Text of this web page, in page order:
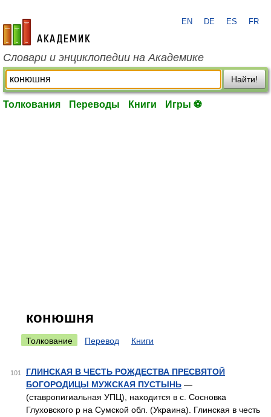
academic.ru
EN DE ES FR
Словари и энциклопедии на Академике
Найти!
Толкования Переводы Книги Игры ⚽
конюшня
Толкование Перевод Книги
101
ГЛИНСКАЯ В ЧЕСТЬ РОЖДЕСТВА ПРЕСВЯТОЙ
БОГОРОДИЦЫ МУЖСКАЯ ПУСТЫНЬ —
(ставропигиальная УПЦ), находится в с. Сосновка
Глуховского р на Сумской обл. (Украина). Глинская в честь